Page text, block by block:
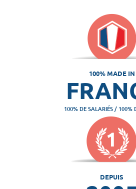
100% MADE IN
100% DE SALARIÉS / 100%
DEPUIS